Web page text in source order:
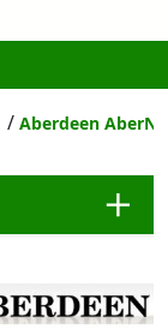
Aberdeen